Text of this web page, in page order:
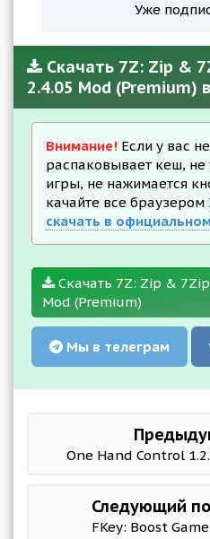
Уже
Скачать 7Z: Zip &
2.4.05 Mod (Premium)
Внимание! Если у вас
распаковывает кеш, не
игры, не нажимается
качайте все браузером
скачать в
Скачать 7Z: Zip &
Mod (Premium)
Мы в телеграм
One Hand Control
Следующий